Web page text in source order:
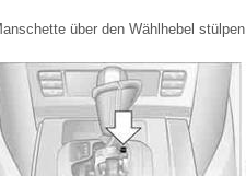
über den Wählhebel